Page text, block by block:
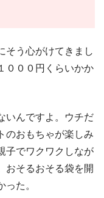
そう心がけてきまし
０００円くらいかか
いんですよ。ウチだ
のおもちゃが楽しみ
子でワクワクしなが
おそるおそる袋を開
た。